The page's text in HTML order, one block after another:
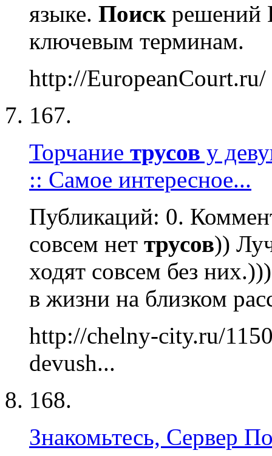
языке. Поискрешений
ключевым терминам.
http://EuropeanCourt.ru/
167.
Торчание трусов у
:: Самое интересное...
Публикаций: 0.
совсем нет трусов))
ходят совсем без
в жизни на близком
http://chelny-city.ru/
devush...
168.
Знакомьтесь, Сервер